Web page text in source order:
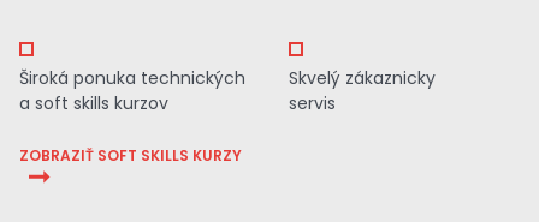
Široká ponuka technických
a soft skills kurzov
ZOBRAZIŤ SOFT SKILLS KURZY
Skvelý zákaznicky
servis